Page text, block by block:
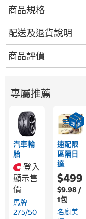
商品規格
配送及退貨說明
商品評價
專屬推薦
汽車輪
胎
登入
顯示售
價
馬牌
275/50
速配限
區隔日
達
$499
$9.98 /
1包
名廚美